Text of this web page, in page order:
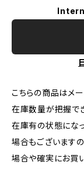
こちらの商品はメ
在庫数量が把握で
在庫有の状態にな
場合もございます
場合や確実にお買